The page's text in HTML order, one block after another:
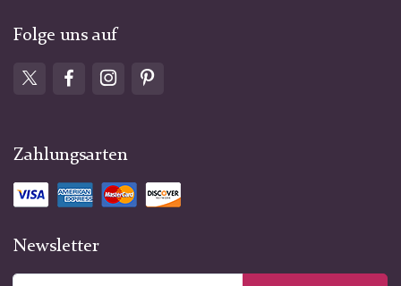
Folge uns auf
Zahlungsarten
Newsletter